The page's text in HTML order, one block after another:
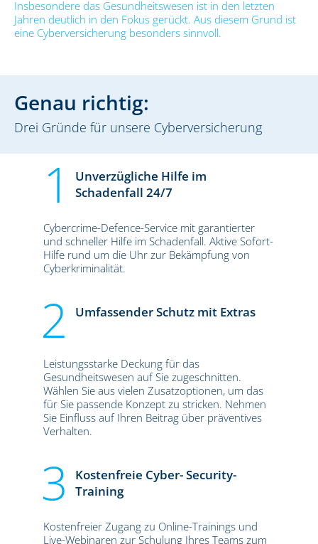
Insbesondere das Gesundheitswesen ist in den letzten
Jahren deutlich in den Fokus gerückt. Aus diesem Grund ist
eine Cyberversicherung besonders sinnvoll.
Genau richtig:
Drei Gründe für unsere Cyberversicherung
Unverzügliche Hilfe im
Schadenfall 24/7
Cybercrime-Defence-Service mit garantierter
und schneller Hilfe im Schadenfall. Aktive Sofort-
Hilfe rund um die Uhr zur Bekämpfung von
Cyberkriminalität.
Umfassender Schutz mit Extras
Leistungsstarke Deckung für das
Gesundheitswesen auf Sie zugeschnitten.
Wählen Sie aus vielen Zusatzoptionen, um das
für Sie passende Konzept zu stricken. Nehmen
Sie Einfluss auf Ihren Beitrag über präventives
Verhalten.
Kostenfreie Cyber- Security-
Training
Kostenfreier Zugang zu Online-Trainings und
Live-Webinaren zur Schulung Ihres Teams zum